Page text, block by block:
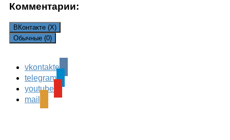
Комментарии:
ВКонтакте (X)
Обычные (0)
Leave a Reply
Ваш адрес email не будет опубликован.
поля помечены
vkontakte
telegram
youtube
mail